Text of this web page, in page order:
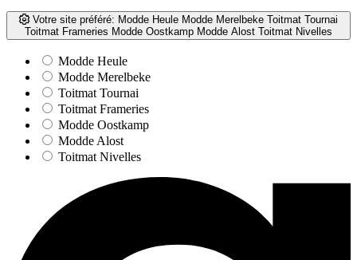
Votre site préféré: Modde Heule Modde Merelbeke Toitmat Tournai
Toitmat Frameries Modde Oostkamp Modde Alost Toitmat Nivelles
Modde Heule
Modde Merelbeke
Toitmat Tournai
Toitmat Frameries
Modde Oostkamp
Modde Alost
Toitmat Nivelles